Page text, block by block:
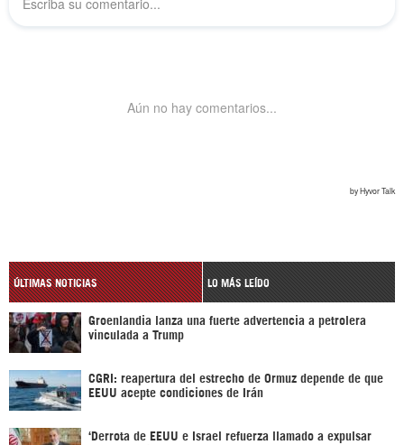
ÚLTIMAS NOTICIAS LO MÁS LEÍDO
Groenlandia lanza una fuerte advertencia a petrolera
vinculada a Trump
CGRI: reapertura del estrecho de Ormuz depende de que
EEUU acepte condiciones de Irán
‘Derrota de EEUU e Israel refuerza llamado a expulsar